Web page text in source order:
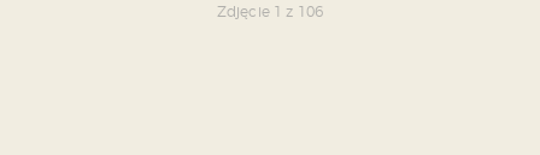
Zdjęcie 1 z 106